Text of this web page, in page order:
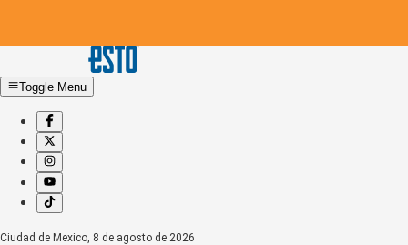
Toggle Menu
Ciudad de Mexico, 8 de agosto de 2026